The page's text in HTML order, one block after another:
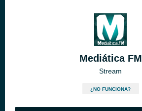
Mediática FM
Stream
¿NO FUNCIONA?